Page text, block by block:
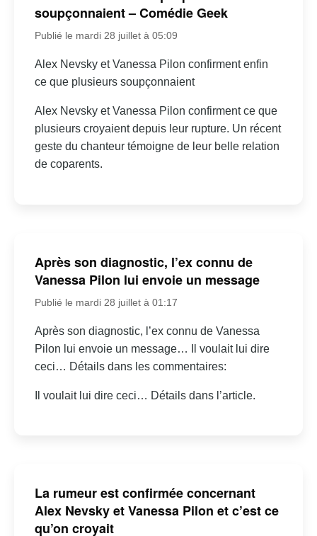
soupçonnaient – Comédie Geek
Publié le mardi 28 juillet à 05:09
Alex Nevsky et Vanessa Pilon confirment enfin
ce que plusieurs soupçonnaient
Alex Nevsky et Vanessa Pilon confirment ce que
plusieurs croyaient depuis leur rupture. Un récent
geste du chanteur témoigne de leur belle relation
de coparents.
Après son diagnostic, l’ex connu de
Vanessa Pilon lui envoie un message
Publié le mardi 28 juillet à 01:17
Après son diagnostic, l’ex connu de Vanessa
Pilon lui envoie un message… Il voulait lui dire
ceci… Détails dans les commentaires:
Il voulait lui dire ceci… Détails dans l’article.
La rumeur est confirmée concernant
Alex Nevsky et Vanessa Pilon et c’est ce
qu’on croyait